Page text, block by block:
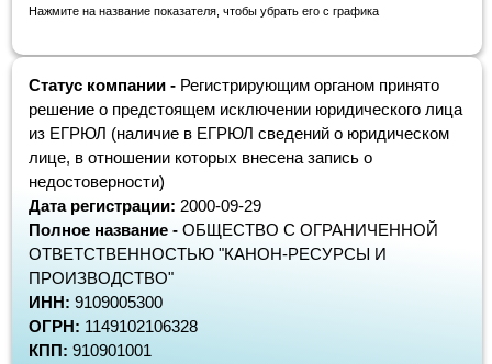
Нажмите на название показателя, чтобы убрать его с графика
Статус компании - Регистрирующим органом принято
решение о предстоящем исключении юридического лица
из ЕГРЮЛ (наличие в ЕГРЮЛ сведений о юридическом
лице, в отношении которых внесена запись о
недостоверности)
Дата регистрации: 2000-09-29
Полное название - ОБЩЕСТВО С ОГРАНИЧЕННОЙ
ОТВЕТСТВЕННОСТЬЮ "КАНОН-РЕСУРСЫ И
ПРОИЗВОДСТВО"
ИНН: 9109005300
ОГРН: 1149102106328
КПП: 910901001